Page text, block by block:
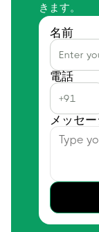
きます。
名前
電話
メッセ